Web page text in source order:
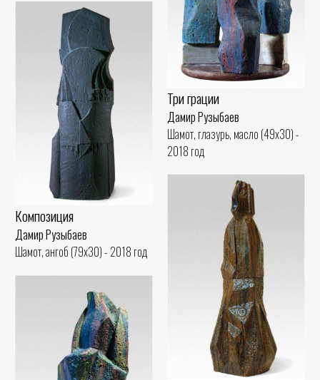
Три грации
Дамир Рузыбаев
Шамот, глазурь, масло (49x30) -
2018 год
Композиция
Дамир Рузыбаев
Шамот, ангоб (79x30) - 2018 год